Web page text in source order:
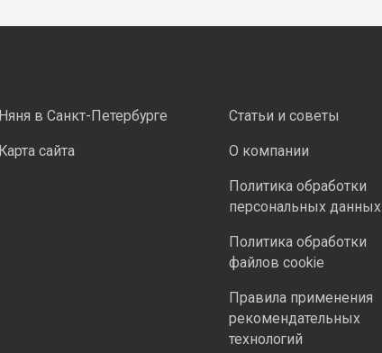
Няня в Санкт-Петербурге
Карта сайта
Статьи и советы
О компании
Политика обработки
персональных данных
Политика обработки
файлов cookie
Правила применения
рекомендательных
технологий